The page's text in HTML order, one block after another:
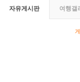
자유게시판 여행갤